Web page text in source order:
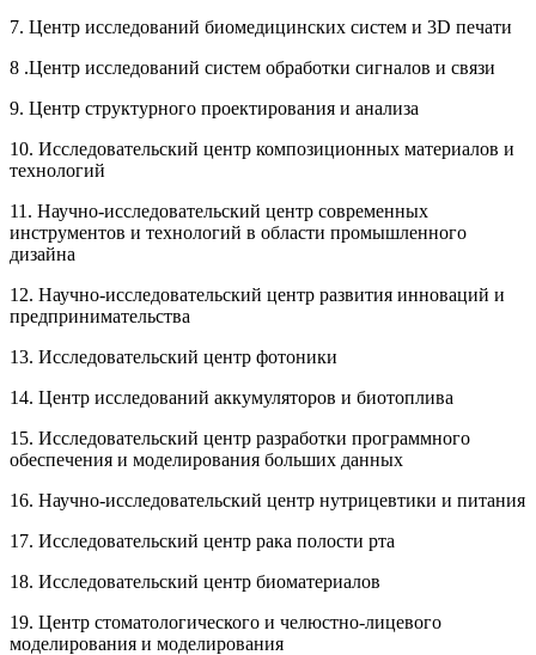
7. Центр исследований биомедицинских систем и 3D печати
8 .Центр исследований систем обработки сигналов и связи
9. Центр структурного проектирования и анализа
10. Исследовательский центр композиционных материалов и
технологий
11. Научно-исследовательский центр современных
инструментов и технологий в области промышленного
дизайна
12. Научно-исследовательский центр развития инноваций и
предпринимательства
13. Исследовательский центр фотоники
14. Центр исследований аккумуляторов и биотоплива
15. Исследовательский центр разработки программного
обеспечения и моделирования больших данных
16. Научно-исследовательский центр нутрицевтики и питания
17. Исследовательский центр рака полости рта
18. Исследовательский центр биоматериалов
19. Центр стоматологического и челюстно-лицевого
моделирования и моделирования